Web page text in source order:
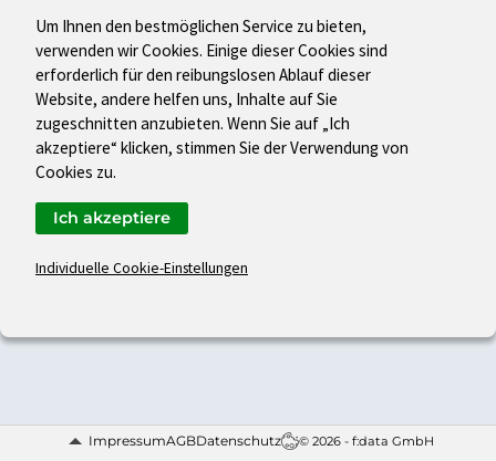
ImpressumAGBDatenschutz © 2026 - f:data GmbH
Um Ihnen den bestmöglichen Service zu bieten,
verwenden wir Cookies. Einige dieser Cookies sind
erforderlich für den reibungslosen Ablauf dieser
Website, andere helfen uns, Inhalte auf Sie
zugeschnitten anzubieten. Wenn Sie auf „Ich
akzeptiere“ klicken, stimmen Sie der Verwendung von
Cookies zu.
Individuelle Cookie-Einstellungen
Ich akzeptiere